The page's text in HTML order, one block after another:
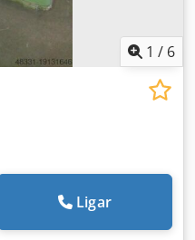
1 / 6
Ligar